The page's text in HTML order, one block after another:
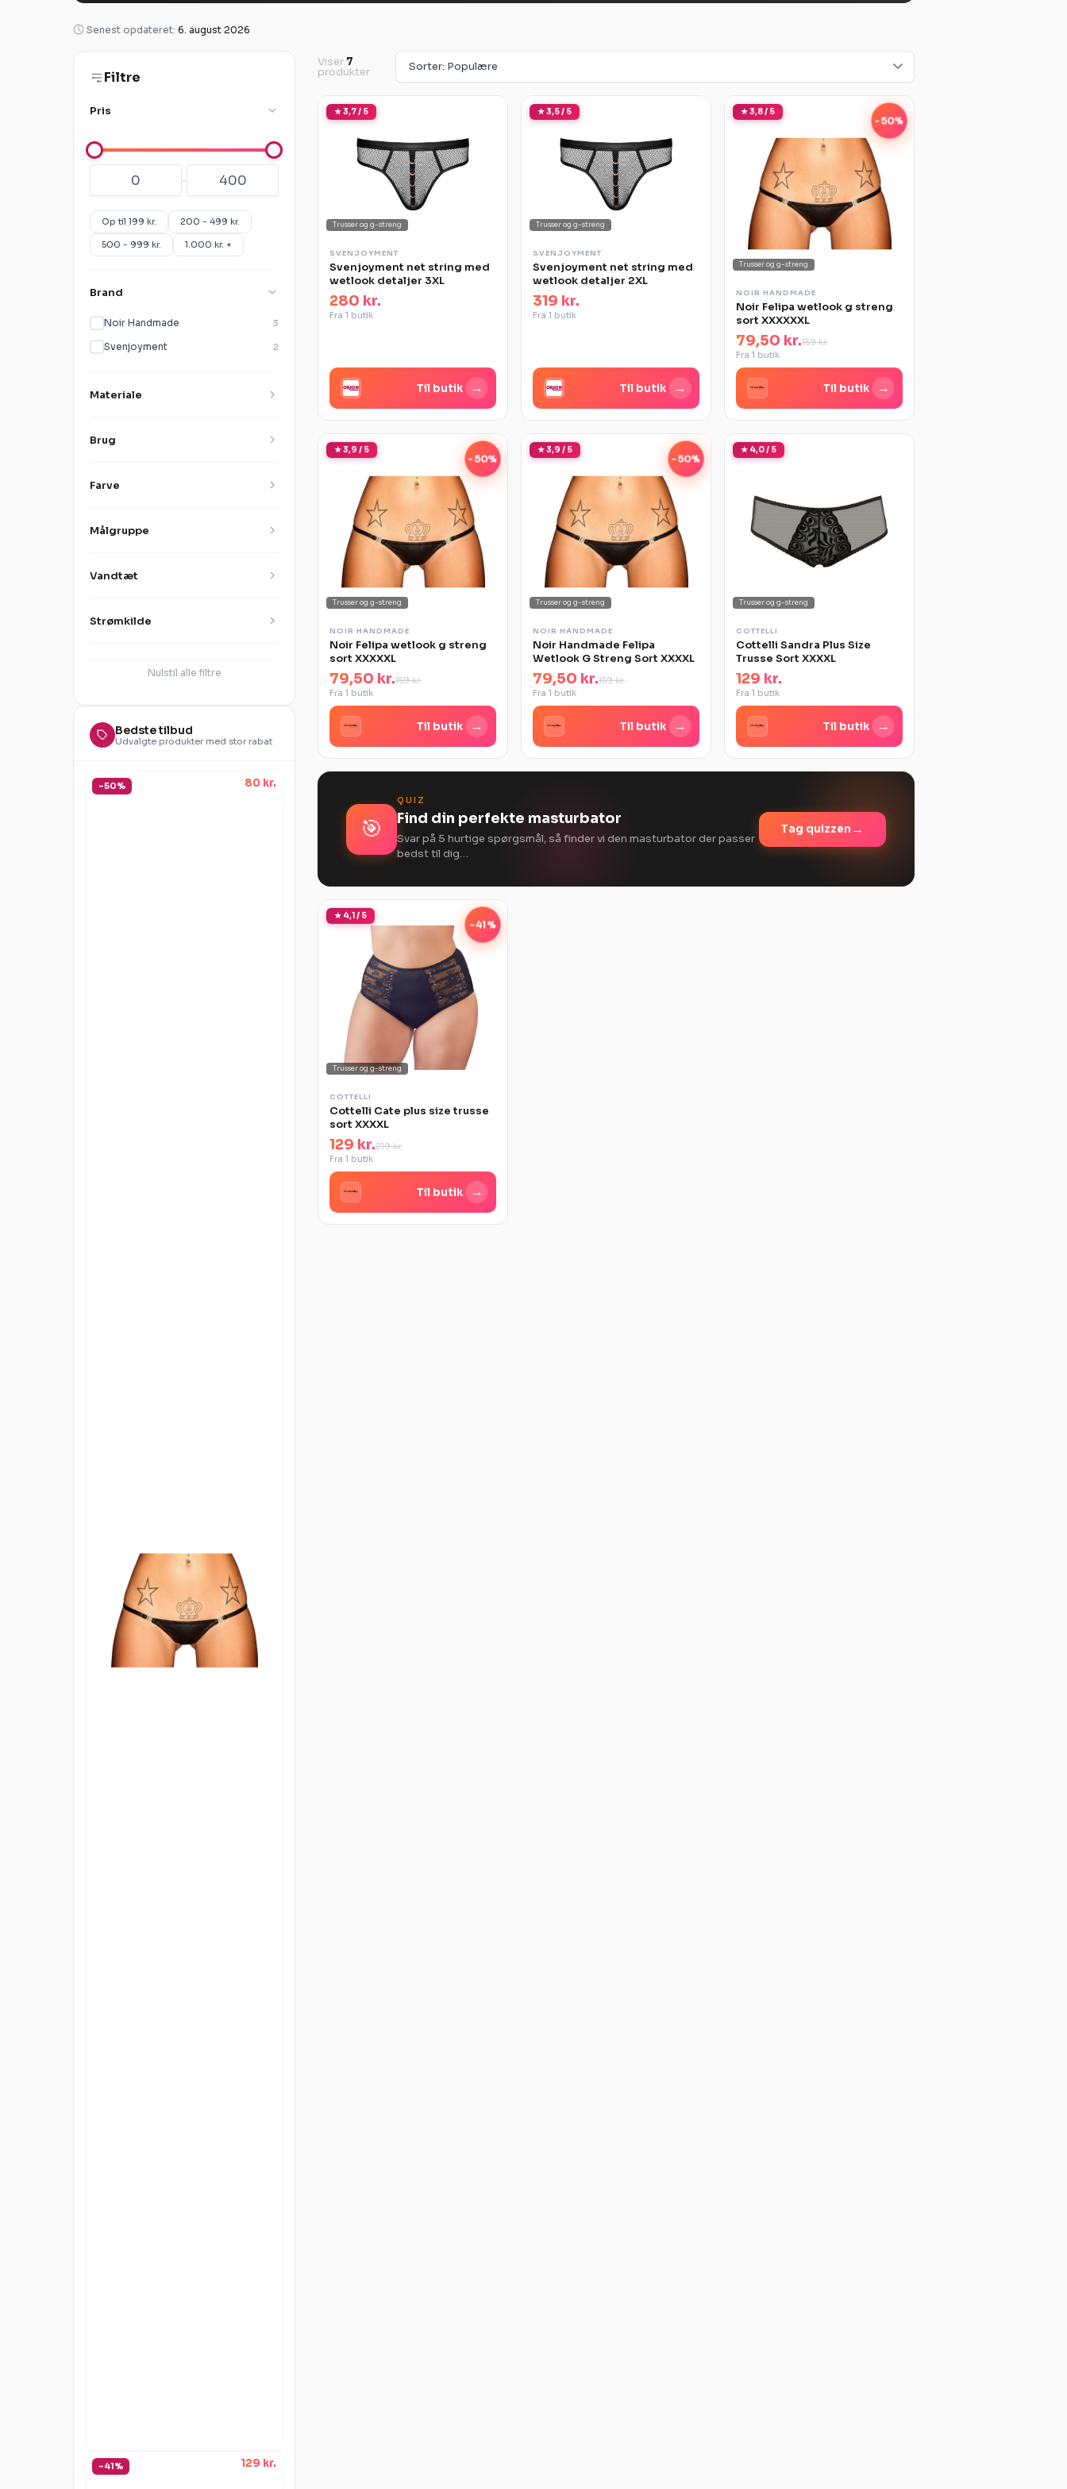
Senest opdateret: 6. august 2026
Filtre
Pris
-
Op til 199 kr. 200 - 499 kr.
500 - 999 kr. 1.000 kr. +
Brand
Noir Handmade 3
Svenjoyment 2
Materiale
Brug
Farve
Målgruppe
Vandtæt
Strømkilde
Nulstil alle filtre
Bedste tilbud
Udvalgte produkter med stor rabat
-50% 80 kr.
-41% 129 kr.
Viser 7
produkter
★ 3,7 / 5
Trusser og g-streng
SVENJOYMENT
Svenjoyment net string med
wetlook detaljer 3XL
280 kr.
Fra 1 butik
Til butik →
★ 3,5 / 5
Trusser og g-streng
SVENJOYMENT
Svenjoyment net string med
wetlook detaljer 2XL
319 kr.
Fra 1 butik
Til butik →
★ 3,8 / 5
-50%
Trusser og g-streng
NOIR HANDMADE
Noir Felipa wetlook g streng
sort XXXXXXL
79,50 kr.159 kr.
Fra 1 butik
Til butik →
★ 3,9 / 5
-50%
Trusser og g-streng
NOIR HANDMADE
Noir Felipa wetlook g streng
sort XXXXXL
79,50 kr.159 kr.
Fra 1 butik
Til butik →
★ 3,9 / 5
-50%
Trusser og g-streng
NOIR HANDMADE
Noir Handmade Felipa
Wetlook G Streng Sort XXXXL
79,50 kr.159 kr.
Fra 1 butik
Til butik →
★ 4,0 / 5
Trusser og g-streng
COTTELLI
Cottelli Sandra Plus Size
Trusse Sort XXXXL
129 kr.
Fra 1 butik
Til butik →
🎯
QUIZ
Find din perfekte masturbator
Svar på 5 hurtige spørgsmål, så finder vi den masturbator der passer
bedst til dig…
Tag quizzen →
★ 4,1 / 5
-41%
Trusser og g-streng
COTTELLI
Cottelli Cate plus size trusse
sort XXXXL
129 kr.219 kr.
Fra 1 butik
Til butik →